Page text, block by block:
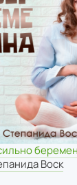
Воск